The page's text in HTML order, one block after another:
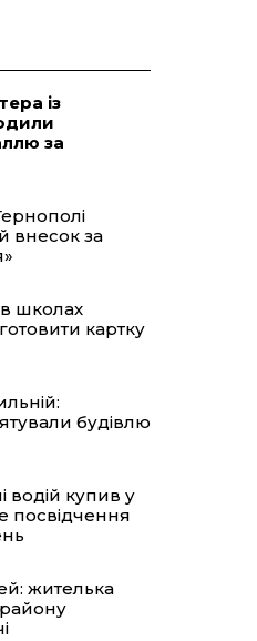
із
за
внесок за
в школах
картку
будівлю
водій купив у
посвідчення
жителька